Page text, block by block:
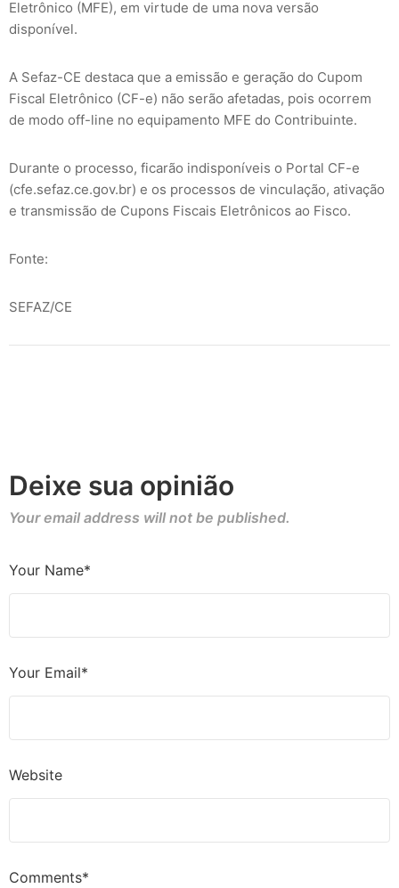
Eletrônico (MFE), em virtude de uma nova versão
disponível.
A Sefaz-CE destaca que a emissão e geração do Cupom
Fiscal Eletrônico (CF-e) não serão afetadas, pois ocorrem
de modo off-line no equipamento MFE do Contribuinte.
Durante o processo, ficarão indisponíveis o Portal CF-e
(cfe.sefaz.ce.gov.br) e os processos de vinculação, ativação
e transmissão de Cupons Fiscais Eletrônicos ao Fisco.
Fonte:
SEFAZ/CE
Deixe sua opinião
Your email address will not be published.
Comments*
Your Name*
Your Email*
Website